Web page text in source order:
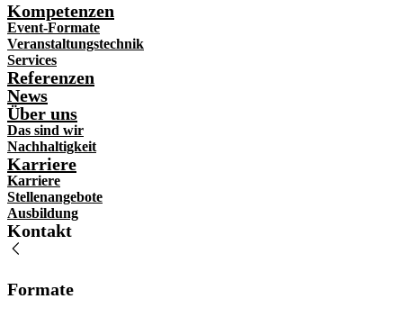
Kompetenzen
Event-Formate
Veranstaltungstechnik
Services
Referenzen
News
Über uns
Das sind wir
Nachhaltigkeit
Karriere
Karriere
Stellenangebote
Ausbildung
Kontakt
Formate